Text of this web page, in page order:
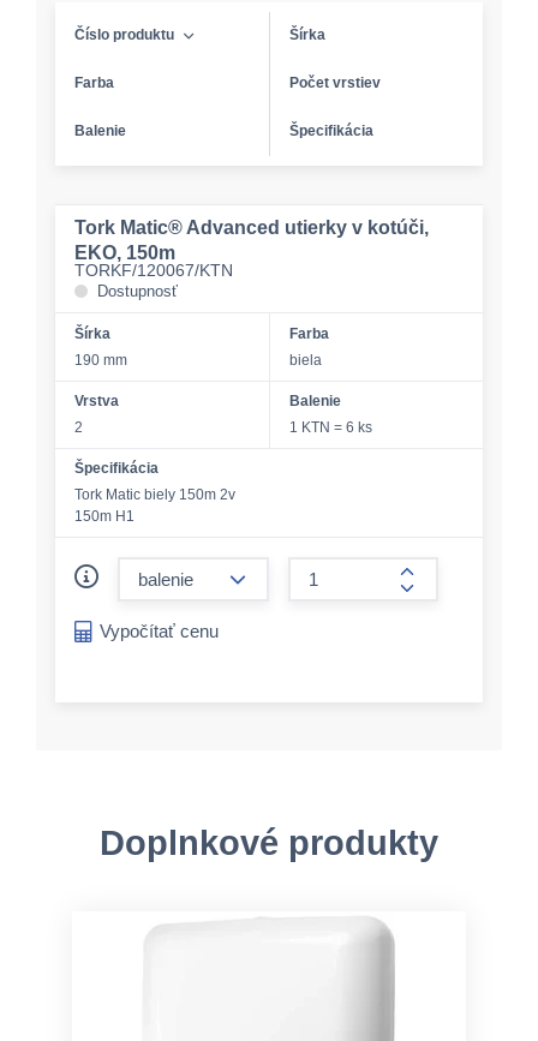
Číslo produktu Šírka
Farba Počet vrstiev
Balenie Špecifikácia
Tork Matic® Advanced utierky v kotúči,
EKO, 150m
TORKF/120067/KTN
Dostupnosť
Šírka
190 mm
Farba
biela
Vrstva
2
Balenie
1 KTN = 6 ks
Špecifikácia
Tork Matic biely 150m 2v
150m H1
form.increase-
Vypočítať cenu
Doplnkové produkty